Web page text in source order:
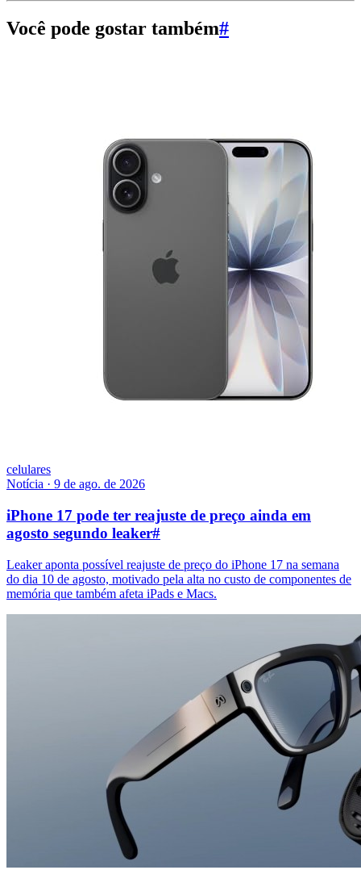
Você pode gostar também#
celulares
Notícia · 9 de ago. de 2026
iPhone 17 pode ter reajuste de preço ainda em
agosto segundo leaker#
Leaker aponta possível reajuste de preço do iPhone 17 na semana
do dia 10 de agosto, motivado pela alta no custo de componentes de
memória que também afeta iPads e Macs.